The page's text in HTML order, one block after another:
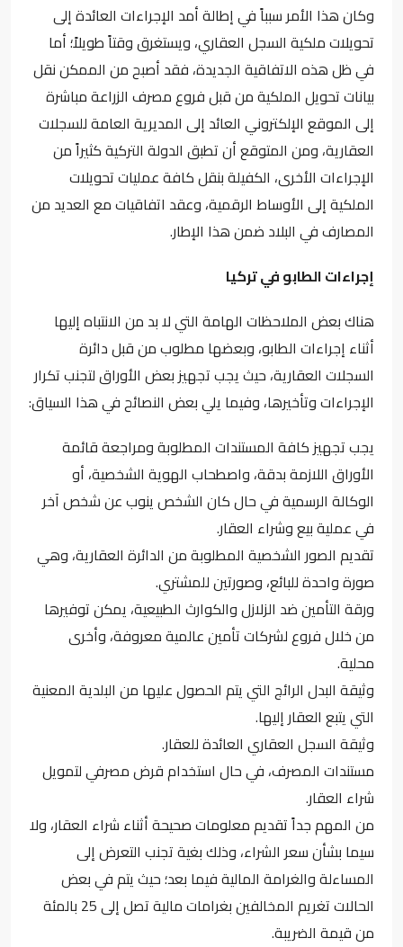
وكان هذا الأمر سبباً في إطالة أمد الإجراءات العائدة إلى
تحويلات ملكية السجل العقاري، ويستغرق وقتاً طويلاً؛ أما
في ظل هذه الاتفاقية الجديدة، فقد أصبح من الممكن نقل
بيانات تحويل الملكية من قبل فروع مصرف الزراعة مباشرة
إلى الموقع الإلكتروني العائد إلى المديرية العامة للسجلات
العقارية، ومن المتوقع أن تطبق الدولة التركية كثيراً من
الإجراءات الأخرى، الكفيلة بنقل كافة عمليات تحويلات
الملكية إلى الأوساط الرقمية، وعقد اتفاقيات مع العديد من
المصارف في البلاد ضمن هذا الإطار.
إجراءات الطابو في تركيا
هناك بعض الملاحظات الهامة التي لا بد من الانتباه إليها
أثناء إجراءات الطابو، وبعضها مطلوب من قبل دائرة
السجلات العقارية، حيث يجب تجهيز بعض الأوراق لتجنب تكرار
الإجراءات وتأخيرها، وفيما يلي بعض النصائح في هذا السياق:
يجب تجهيز كافة المستندات المطلوبة ومراجعة قائمة
الأوراق اللازمة بدقة، واصطحاب الهوية الشخصية، أو
الوكالة الرسمية في حال كان الشخص ينوب عن شخص آخر
في عملية بيع وشراء العقار.
تقديم الصور الشخصية المطلوبة من الدائرة العقارية، وهي
صورة واحدة للبائع، وصورتين للمشتري.
ورقة التأمين ضد الزلازل والكوارث الطبيعية، يمكن توفيرها
من خلال فروع لشركات تأمين عالمية معروفة، وأخرى
محلية.
وثيقة البدل الرائج التي يتم الحصول عليها من البلدية المعنية
التي يتبع العقار إليها.
وثيقة السجل العقاري العائدة للعقار.
مستندات المصرف، في حال استخدام قرض مصرفي لتمويل
شراء العقار.
من المهم جداً تقديم معلومات صحيحة أثناء شراء العقار، ولا
سيما بشأن سعر الشراء، وذلك بغية تجنب التعرض إلى
المساءلة والغرامة المالية فيما بعد؛ حيث يتم في بعض
الحالات تغريم المخالفين بغرامات مالية تصل إلى 25 بالمئة
من قيمة الضريبة.